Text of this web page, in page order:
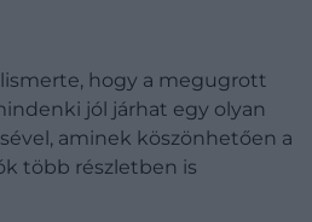
hogy a megugrott
jól járhat egy olyan
aminek köszönhetően a
több részletben is